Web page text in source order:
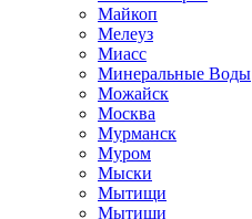
Майкоп
Мелеуз
Миасс
Минеральные Воды
Можайск
Москва
Мурманск
Муром
Мыски
Мытищи
Мытищи